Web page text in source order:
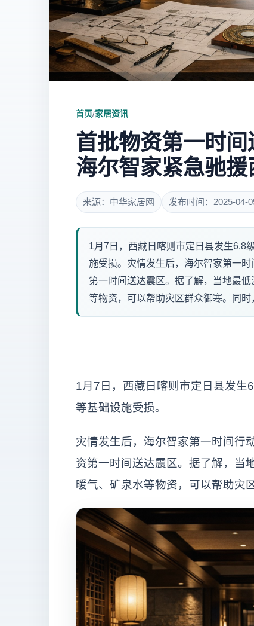
首页/家居资讯
首批物资第一时间
海尔智家紧急驰
来源：中华家居网 发布时间：2025-04-
1月7日，西藏日喀则市定日县发生6.8
施受损。灾情发生后，海尔智家第一
第一时间送达震区。据了解，当地最
等物资，可以帮助灾区群众御寒。同
1月7日，西藏日喀则市定日县发生
等基础设施受损。
灾情发生后，海尔智家第一时间行
资第一时间送达震区。据了解，
暖气、矿泉水等物资，可以帮助灾